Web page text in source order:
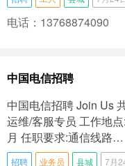
电话：13768874090
中国电信招聘
中国电信招聘 Join Us
运维/客服专员 工作地
月 任职要求:通信线路…
招聘 业务员 县城 7月